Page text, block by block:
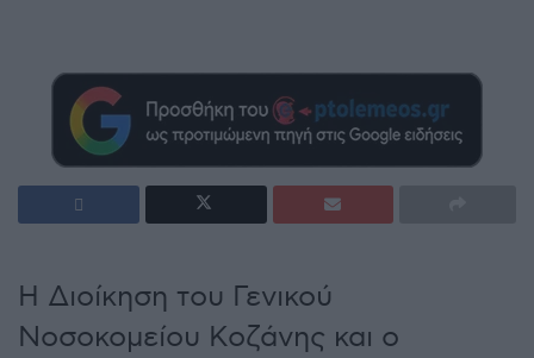
Η Διοίκηση του Γενικού
Νοσοκομείου Κοζάνης και ο